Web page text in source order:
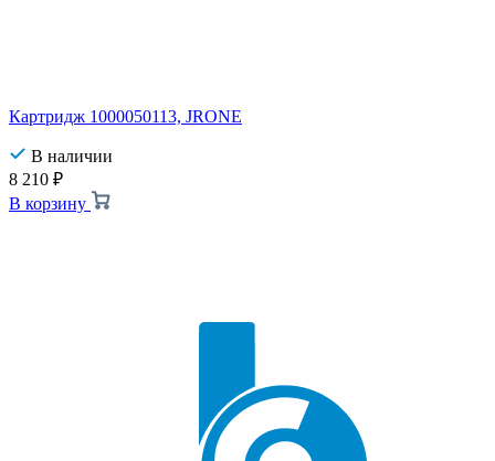
Картридж 1000050113, JRONE
В наличии
8 210 ₽
В корзину